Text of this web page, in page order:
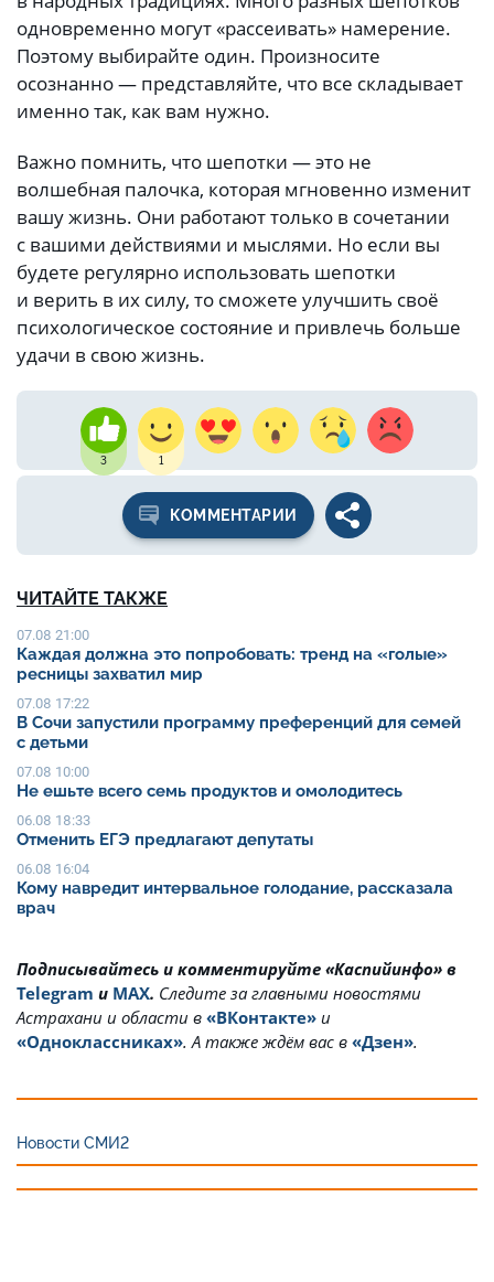
одновременно могут «рассеивать» намерение.
Поэтому выбирайте один. Произносите
осознанно — представляйте, что все складывает
именно так, как вам нужно.
Важно помнить, что шепотки — это не
волшебная палочка, которая мгновенно изменит
вашу жизнь. Они работают только в сочетании
с вашими действиями и мыслями. Но если вы
будете регулярно использовать шепотки
и верить в их силу, то сможете улучшить своё
психологическое состояние и привлечь больше
удачи в свою жизнь.
3 1
КОММЕНТАРИИ
ЧИТАЙТЕ ТАКЖЕ
07.08 21:00
Каждая должна это попробовать: тренд на «голые»
ресницы захватил мир
07.08 17:22
В Сочи запустили программу преференций для семей
с детьми
07.08 10:00
Не ешьте всего семь продуктов и омолодитесь
06.08 18:33
Отменить ЕГЭ предлагают депутаты
06.08 16:04
Кому навредит интервальное голодание, рассказала
врач
Подписывайтесь и комментируйте «Каспийинфо» в
Telegram и MAX. Cледите за главными новостями
Астрахани и области в «ВКонтакте» и
«Одноклассниках». А также ждём вас в «Дзен».
Новости СМИ2